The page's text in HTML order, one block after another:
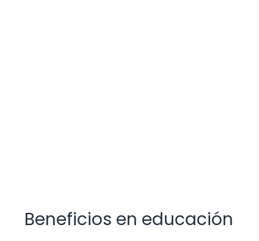
Beneficios en educación